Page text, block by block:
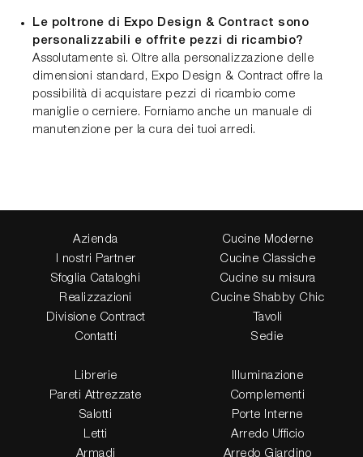
Le poltrone di Expo Design & Contract sono
personalizzabili e offrite pezzi di ricambio?
Assolutamente sì. Oltre alla personalizzazione delle
dimensioni standard, Expo Design & Contract offre la
possibilità di acquistare pezzi di ricambio come
maniglie o cerniere. Forniamo anche un manuale di
manutenzione per la cura dei tuoi arredi.
Azienda
I nostri Partner
Sfoglia Cataloghi
Realizzazioni
Divisione Contract
Contatti
Cucine Moderne
Cucine Classiche
Cucine su misura
Cucine Shabby Chic
Tavoli
Sedie
Librerie
Pareti Attrezzate
Salotti
Letti
Armadi
Illuminazione
Complementi
Porte Interne
Arredo Ufficio
Arredo Giardino